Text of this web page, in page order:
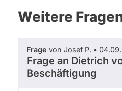
Weitere
Frage von Josef P. •
Frage an Dietrich
Beschäftigung